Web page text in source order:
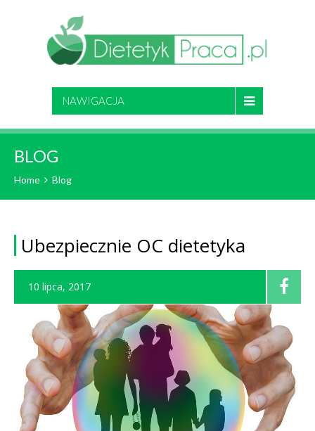
NAWIGACJA
BLOG
Home Blog
Ubezpiecznie OC dietetyka
10 lipca, 2017